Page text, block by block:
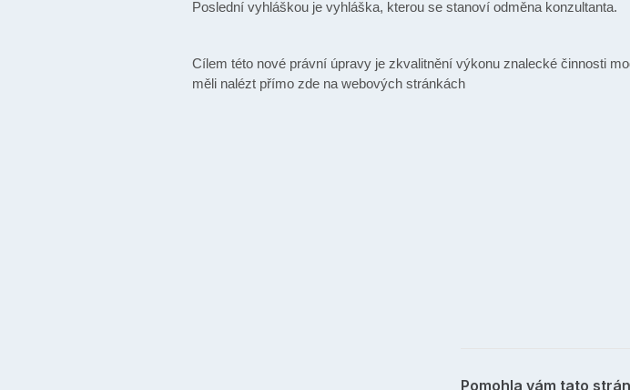
Poslední vyhláškou je vyhláška, kterou se stanoví odměna konzultanta.
Cílem této nové právní úpravy je zkvalitnění výkonu znalecké činnosti
měli nalézt přímo zde na webových stránkách
Pomohla vám tato